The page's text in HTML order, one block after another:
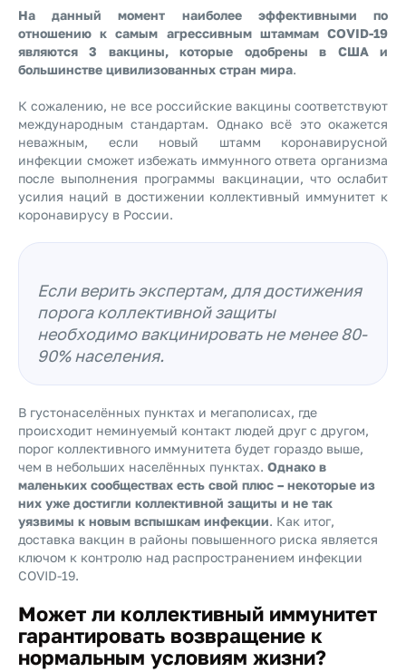
На данный момент наиболее эффективными по
отношению к самым агрессивным штаммам COVID-19
являются 3 вакцины, которые одобрены в США и
большинстве цивилизованных стран мира.
К сожалению, не все российские вакцины соответствуют
международным стандартам. Однако всё это окажется
неважным, если новый штамм коронавирусной
инфекции сможет избежать иммунного ответа организма
после выполнения программы вакцинации, что ослабит
усилия наций в достижении коллективный иммунитет к
коронавирусу в России.
Если верить экспертам, для достижения
порога коллективной защиты
необходимо вакцинировать не менее 80-
90% населения.
В густонаселённых пунктах и мегаполисах, где
происходит неминуемый контакт людей друг с другом,
порог коллективного иммунитета будет гораздо выше,
чем в небольших населённых пунктах. Однако в
маленьких сообществах есть свой плюс – некоторые из
них уже достигли коллективной защиты и не так
уязвимы к новым вспышкам инфекции. Как итог,
доставка вакцин в районы повышенного риска является
ключом к контролю над распространением инфекции
COVID-19.
Может ли коллективный иммунитет
гарантировать возвращение к
нормальным условиям жизни?